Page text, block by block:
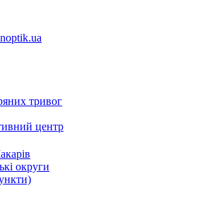
тривог
центр
округи